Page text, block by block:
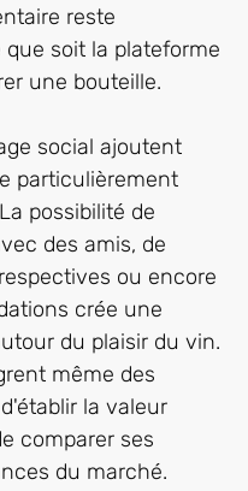
reste
soit la plateforme
une bouteille.
social ajoutent
particulièrement
possibilité de
des amis, de
ou encore
crée une
du plaisir du vin.
même des
la valeur
comparer ses
du marché.